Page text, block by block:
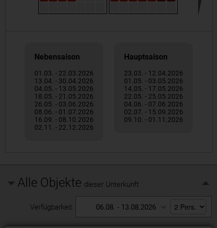
Nebensaison
01.03. - 22.03.2026
13.04. - 30.04.2026
04.05. - 13.05.2026
18.05. - 21.05.2026
26.05. - 03.06.2026
08.06. - 01.07.2026
16.09. - 08.10.2026
02.11. - 22.12.2026
Hauptsaison
23.03. - 12.04.2026
01.05. - 03.05.2026
14.05. - 17.05.2026
22.05. - 25.05.2026
04.06. - 07.06.2026
02.07. - 15.09.2026
09.10. - 01.11.2026
Alle Objekte dieser Unterkunft
Verfügbarkeit: 06.08. - 13.08.2026